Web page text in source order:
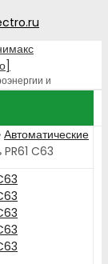
и
Автоматические
C63